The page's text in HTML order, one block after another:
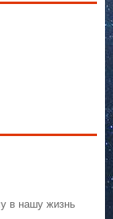
в нашу жизнь